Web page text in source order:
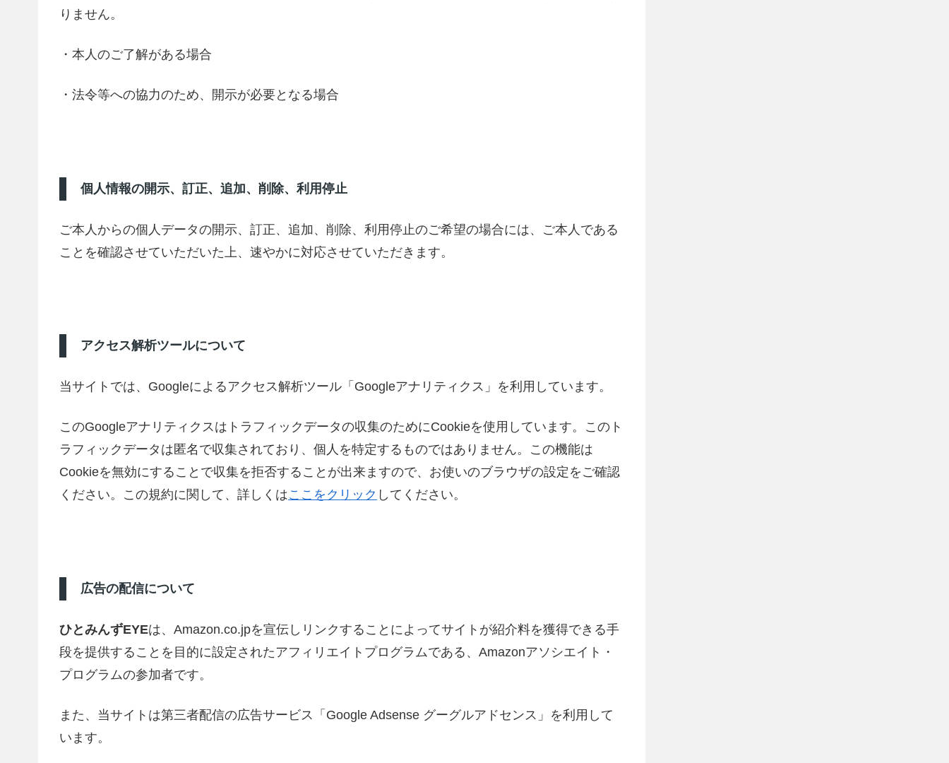
りません。
・本人のご了解がある場合
・法令等への協力のため、開示が必要となる場合
個人情報の開示、訂正、追加、削除、利用停止
ご本人からの個人データの開示、訂正、追加、削除、利用停止のご希望の場合には、ご本人である
ことを確認させていただいた上、速やかに対応させていただきます。
アクセス解析ツールについて
当サイトでは、Googleによるアクセス解析ツール「Googleアナリティクス」を利用しています。
このGoogleアナリティクスはトラフィックデータの収集のためにCookieを使用しています。このト
ラフィックデータは匿名で収集されており、個人を特定するものではありません。この機能は
Cookieを無効にすることで収集を拒否することが出来ますので、お使いのブラウザの設定をご確認
ください。この規約に関して、詳しくはここをクリック してください。
広告の配信について
ひとみんずEYEは、Amazon.co.jpを宣伝しリンクすることによってサイトが紹介料を獲得できる手
段を提供することを目的に設定されたアフィリエイトプログラムである、Amazonアソシエイト・
プログラムの参加者です。
また、当サイトは第三者配信の広告サービス「Google Adsense グーグルアドセンス」を利用して
います。